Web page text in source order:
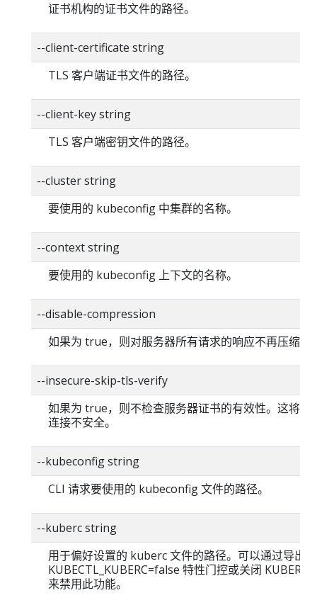
证书机构的证书文件的路径。
--client-certificate string
TLS 客户端证书文件的路径。
--client-key string
TLS 客户端密钥文件的路径。
--cluster string
要使用的 kubeconfig 中集群的名称。
--context string
要使用的 kubeconfig 上下文的名称。
--disable-compression
如果为 true，则对服务器所有请求的响应不再压缩。
--insecure-skip-tls-verify
如果为 true，则不检查服务器证书的有效性。这将使
连接不安全。
--kubeconfig string
CLI 请求要使用的 kubeconfig 文件的路径。
--kuberc string
用于偏好设置的 kuberc 文件的路径。可以通过导出
KUBECTL_KUBERC=false 特性门控或关闭
来禁用此功能。